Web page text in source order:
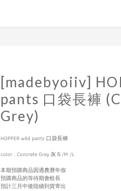
[madebyoiiv]
pants 口袋長褲
Grey)
HOPPER wild pants 口袋長褲
color : Concrete Grey 灰Ｓ/M /L
本期預購商品因遇農曆年假
預購商品的等待期會較長
預計三月中後陸續到貨寄出